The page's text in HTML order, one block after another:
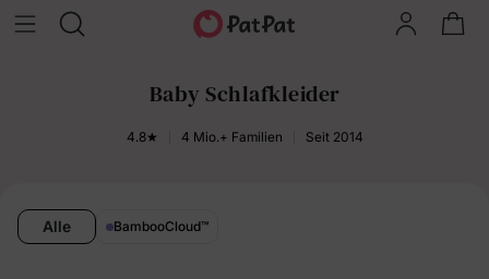
Baby Schlafkleider
4.8★ 4 Mio.+ Familien Seit 2014
Alle BambooCloud™